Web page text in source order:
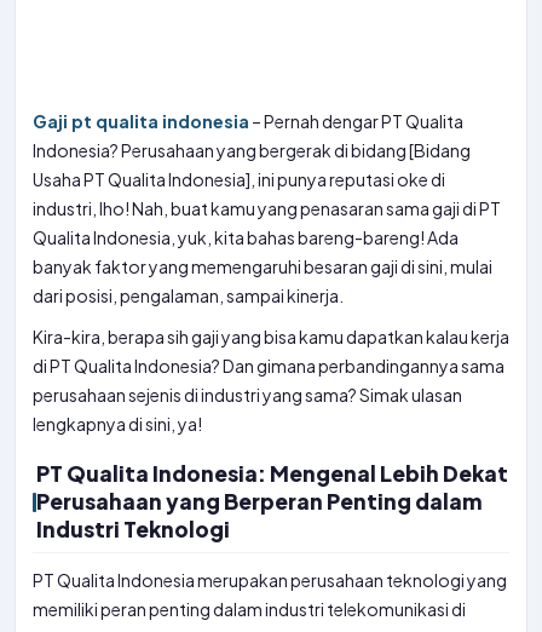
Gaji pt qualita indonesia – Pernah dengar PT Qualita
Indonesia? Perusahaan yang bergerak di bidang [Bidang
Usaha PT Qualita Indonesia], ini punya reputasi oke di
industri, lho! Nah, buat kamu yang penasaran sama gaji di PT
Qualita Indonesia, yuk, kita bahas bareng-bareng! Ada
banyak faktor yang memengaruhi besaran gaji di sini, mulai
dari posisi, pengalaman, sampai kinerja.
Kira-kira, berapa sih gaji yang bisa kamu dapatkan kalau kerja
di PT Qualita Indonesia? Dan gimana perbandingannya sama
perusahaan sejenis di industri yang sama? Simak ulasan
lengkapnya di sini, ya!
PT Qualita Indonesia: Mengenal Lebih Dekat
Perusahaan yang Berperan Penting dalam
Industri Teknologi
PT Qualita Indonesia merupakan perusahaan teknologi yang
memiliki peran penting dalam industri telekomunikasi di